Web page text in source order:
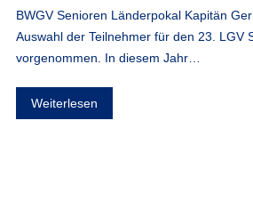
BWGV Senioren Länderpokal Kapitän
Auswahl der Teilnehmer für den 23. LGV
vorgenommen. In diesem Jahr…
Weiterlesen